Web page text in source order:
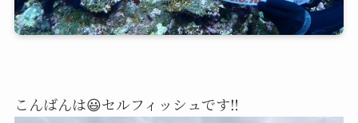
こんばんは😃セルフィッシュです‼️